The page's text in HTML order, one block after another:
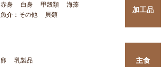
赤身 白身 甲殻類
海藻
魚介：その他
貝類
加工品
卵 乳製品 主食